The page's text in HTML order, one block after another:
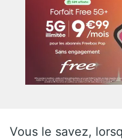
Vous le savez,